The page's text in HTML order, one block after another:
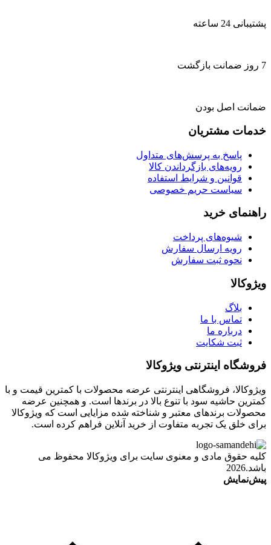
پشتیبانی 24 ساعته
7 روز ضمانت بازگشت
ضمانت اصل بودن
خدمات مشتریان
پاسخ به پرسش‌های متداول
رویه‌های بازگرداندن کالا
قوانین و شرایط استفاده
سیاست حریم خصوصی
راهنمای خرید
شیوه‌های پرداخت
رویه ارسال سفارش
نحوه ثبت سفارش
ویژوکالا
بلاگ
تماس با ما
درباره ما
ثبت شکایت
فروشگاه اینترنتی ویژوکالا
ویژوکالا، فروشگاهی اینترنتی عرضه محصولات با کمترین قیمت و با
کمترین حاشیه سود با تنوع بالا در برندها است. و همچنین عرضه
محصولات برندهای معتبر و شناخته شده مزایایی است که ویژوکالا
برای خلق یک تجربه متفاوت از خرید آنلاین فراهم کرده است.
کلیه حقوق مادی و معنوی سایت برای ویژوکالا محفوظ می
باشد.2026
پیش‌نمایش